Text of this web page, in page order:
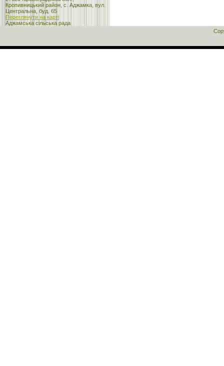
Кропивницький район, с. Аджамка, вул.
Центральна, буд. 65
Переглянути на карті
Аджамська сільська рада